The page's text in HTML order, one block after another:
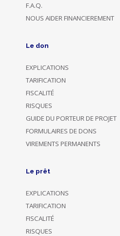
F.A.Q.
NOUS AIDER FINANCIEREMENT
Le don
EXPLICATIONS
TARIFICATION
FISCALITÉ
RISQUES
GUIDE DU PORTEUR DE PROJET
FORMULAIRES DE DONS
VIREMENTS PERMANENTS
Le prêt
EXPLICATIONS
TARIFICATION
FISCALITÉ
RISQUES